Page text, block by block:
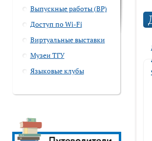
Выпускные работы (ВР)
Доступ по Wi-Fi
Виртуальные выставки
Музеи ТГУ
Языковые клубы